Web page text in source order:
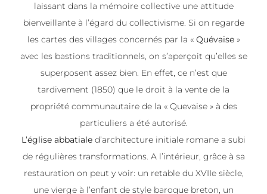
laissant dans la mémoire collective une attitude
bienveillante à l’égard du collectivisme. Si on regarde
les cartes des villages concernés par la « Quévaise»
avec les bastions traditionnels, on s’aperçoit qu’elles se
superposent assez bien. En effet, ce n’est que
tardivement (1850) que le droit à la vente de la
propriété communautaire de la « Quevaise » à des
particuliers a été autorisé.
L’église abbatiale d’architecture initiale romane a subi
de régulières transformations. A l’intérieur, grâce à sa
restauration on peut y voir: un retable du XVIIe siècle,
une vierge à l’enfant de style baroque breton, un